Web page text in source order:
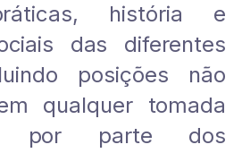
história e
das diferentes
posições não
qualquer tomada
por parte dos